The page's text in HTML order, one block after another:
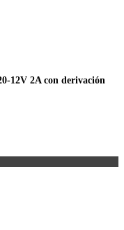
12V 2A con derivación